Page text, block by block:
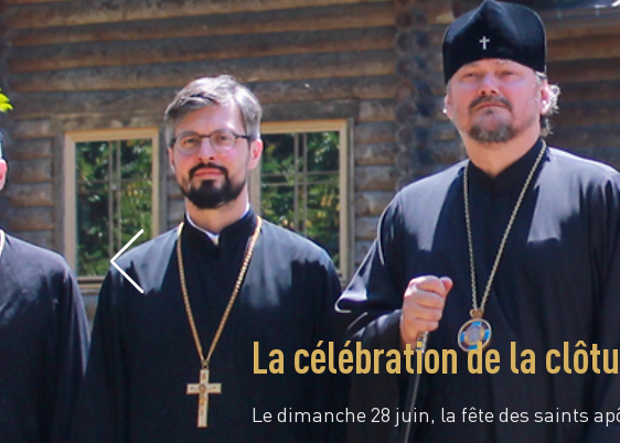
La célébration de la
Le dimanche 28 juin, la fête des saints